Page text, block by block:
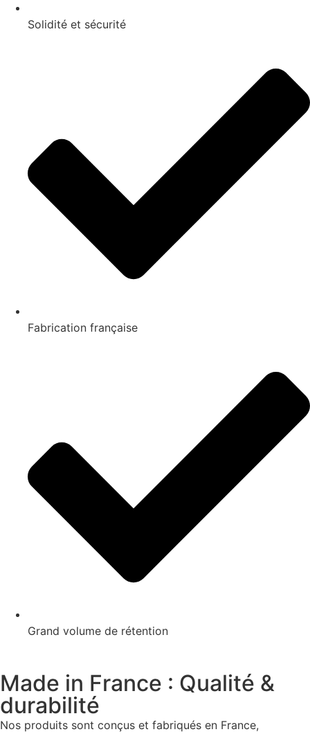
Solidité et sécurité
Fabrication française
Grand volume de rétention
Made in France : Qualité &
durabilité
Nos produits sont conçus et fabriqués en France,